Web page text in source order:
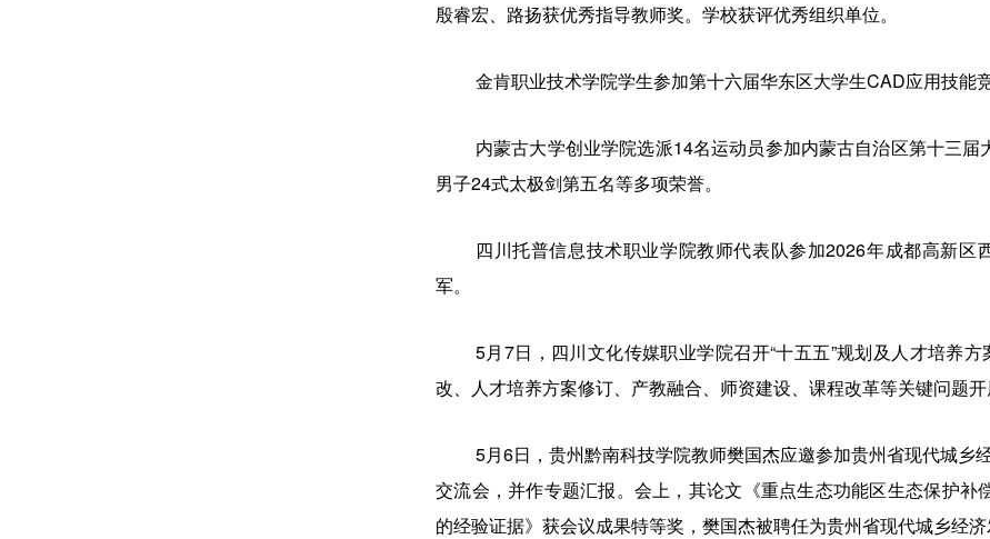
殷睿宏、路扬获优秀指导教师奖。学校获评优秀组织单位。
金肯职业技术学院学生参加第十六届华东区大学生CAD应用技能
内蒙古大学创业学院选派14名运动员参加内蒙古自治区第十三届
男子24式太极剑第五名等多项荣誉。
四川托普信息技术职业学院教师代表队参加2026年成都高新区
军。
5月7日，四川文化传媒职业学院召开“十五五”规划及人才培养
改、人才培养方案修订、产教融合、师资建设、课程改革等关键问题开
5月6日，贵州黔南科技学院教师樊国杰应邀参加贵州省现代城乡
交流会，并作专题汇报。会上，其论文《重点生态功能区生态保护
的经验证据》获会议成果特等奖，樊国杰被聘任为贵州省现代城乡经济